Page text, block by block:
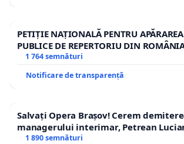
PETIȚIE NAȚIONALĂ PENTRU
PUBLICE DE REPERTORIU DIN
1 764 semnături
Notificare de transparență
Salvați Opera Brașov! Cerem
managerului interimar, Petrean
1 890 semnături